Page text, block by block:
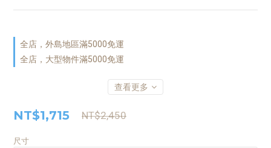
全店，外島地區滿5000免運
全店，大型物件滿5000免運
查看更多
NT$1,715 NT$2,450
尺寸